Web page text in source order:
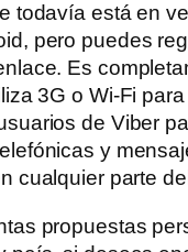
todavía está en
pero puedes
Es
3G o Wi-Fi
de Viber
y
cualquier parte
propuestas